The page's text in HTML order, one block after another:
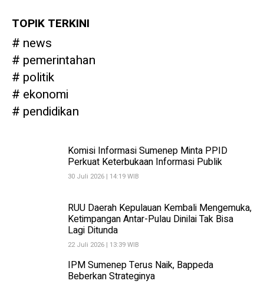
TOPIK TERKINI
news
pemerintahan
politik
ekonomi
pendidikan
Komisi Informasi Sumenep Minta PPID
Perkuat Keterbukaan Informasi Publik
30 Juli 2026 | 14:19 WIB
RUU Daerah Kepulauan Kembali Mengemuka,
Ketimpangan Antar-Pulau Dinilai Tak Bisa
Lagi Ditunda
22 Juli 2026 | 13:39 WIB
IPM Sumenep Terus Naik, Bappeda
Beberkan Strateginya